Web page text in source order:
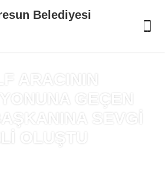
ARACININ
GEÇEN
SEVGİ
OLUŞTU